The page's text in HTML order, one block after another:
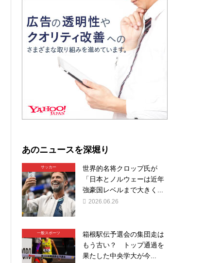
あのニュースを深堀り
サッカー
世界的名将クロップ氏が
「日本とノルウェーは近年
強豪国レベルまで大きく...
2026.06.26
一般スポーツ
箱根駅伝予選会の集団走は
もう古い？ トップ通過を
果たした中央学大が今...